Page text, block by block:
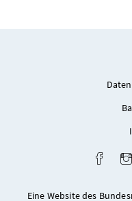
Eine Website des